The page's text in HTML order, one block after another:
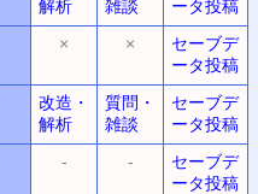
解析
雑談
ータ投稿
× ×
セーブデ
ータ投稿
改造・
解析
質問・
雑談
セーブデ
ータ投稿
- -
セーブデ
ータ投稿